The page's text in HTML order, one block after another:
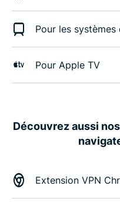
Pour les
Pour Apple TV
Découvrez aussi
Extension VPN